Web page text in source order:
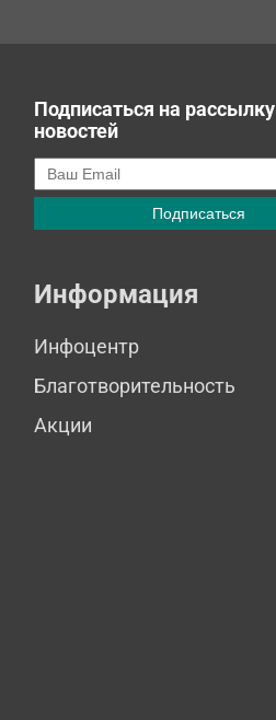
Подписаться на рассылку
новостей
Информация
Инфоцентр
Благотворительность
Акции